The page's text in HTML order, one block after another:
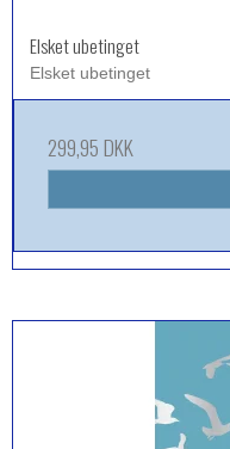
Elsket ubetinget
Elsket ubetinget
299,95 DKK